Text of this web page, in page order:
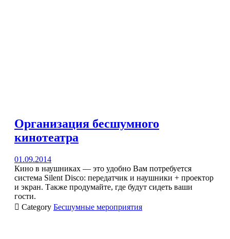
Организация бесшумного
кинотеатра
01.09.2014
Кино в наушниках — это удобно Вам потребуется
система Silent Disco: передатчик и наушники + проектор
и экран. Также продумайте, где будут сидеть ваши
гости.
 Category Бесшумные мероприятия